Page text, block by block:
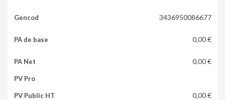
3436950086677
0,00 €
0,00 €
0,00 €